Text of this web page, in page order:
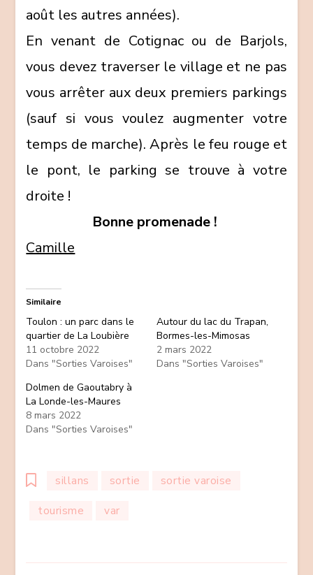
août les autres années).
En venant de Cotignac ou de Barjols,
vous devez traverser le village et ne pas
vous arrêter aux deux premiers parkings
(sauf si vous voulez augmenter votre
temps de marche). Après le feu rouge et
le pont, le parking se trouve à votre
droite !
Bonne promenade !
Camille
Similaire
Toulon : un parc dans le
quartier de La Loubière
11 octobre 2022
Dans "Sorties Varoises"
Autour du lac du Trapan,
Bormes-les-Mimosas
2 mars 2022
Dans "Sorties Varoises"
Dolmen de Gaoutabry à
La Londe-les-Maures
8 mars 2022
Dans "Sorties Varoises"
sillans sortie sortie varoise
tourisme var